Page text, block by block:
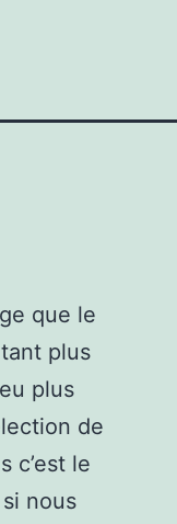
que le
plus
plus
de
c’est le
nous